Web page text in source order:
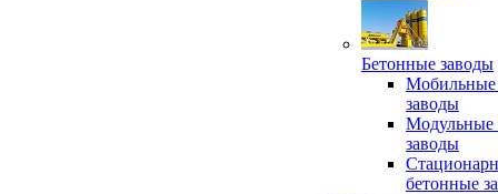
Бетонные заводы
Мобильные
заводы
Модульные
заводы
бетонные